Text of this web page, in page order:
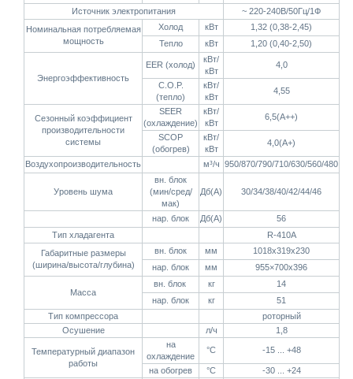
Источник электропитания
~ 220-240В/50Гц/1Ф
Номинальная потребляемая
мощность
Холод кВт
1,32 (0,38-2,45)
Тепло
кВт 1,20 (0,40-2,50)
Энергоэффективность
EER (холод)
кВт/
кВт
4,0
C.O.P.
(тепло)
кВт/
кВт
4,55
Сезонный коэффициент
производительности
системы
SEER
(охлаждение)
кВт/
кВт
6,5(А++)
SCOP
(обогрев)
кВт/
кВт
4,0(А+)
Воздухопроизводительность м³/ч 950/870/790/710/630/560/480
Уровень шума
вн. блок
(мин/сред/
мак)
Дб(А) 30/34/38/40/42/44/46
нар. блок Дб(А)
56
Тип хладагента
R-410A
Габаритные размеры
(ширина/высота/глубина)
вн. блок мм
1018х319х230
нар. блок
мм 955×700х396
Масса
вн. блок кг
14
нар. блок
кг
51
Тип компрессора
роторный
Осушение
л/ч 1,8
Температурный диапазон
работы
на
охлаждение
°C -15 ... +48
на обогрев °C
-30 ... +24